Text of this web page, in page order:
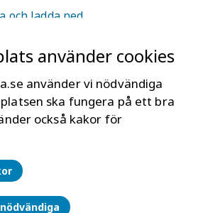
använder cookies
använder vi nödvändiga
ska fungera på ett bra
också kakor för
ladda ned.
hälsa